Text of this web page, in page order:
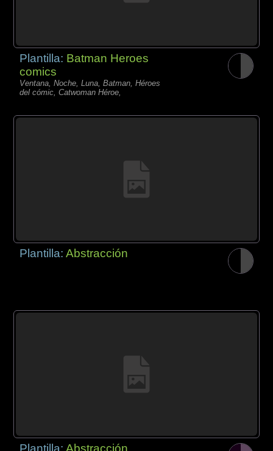
Plantilla: Batman Heroes
comics
Ventana, Noche, Luna, Batman, Héroes
del cómic, Catwoman Héroe,
Plantilla:Abstracción
Plantilla: Abstracción